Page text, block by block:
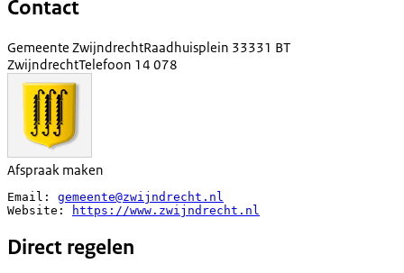
Contact
Gemeente ZwijndrechtRaadhuisplein 33331 BT
ZwijndrechtTelefoon 14 078
Afspraak maken
Email: gemeente@zwijndrecht.nl
Website:
https://www.zwijndrecht.nl
Direct regelen